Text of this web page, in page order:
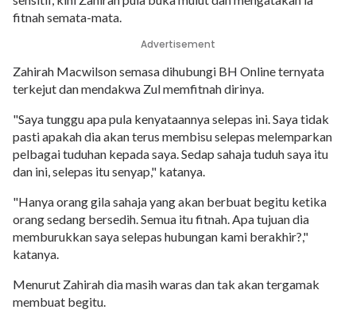
fitnah semata-mata.
Advertisement
Zahirah Macwilson semasa dihubungi BH Online ternyata
terkejut dan mendakwa Zul memfitnah dirinya.
"Saya tunggu apa pula kenyataannya selepas ini. Saya tidak
pasti apakah dia akan terus membisu selepas melemparkan
pelbagai tuduhan kepada saya. Sedap sahaja tuduh saya itu
dan ini, selepas itu senyap," katanya.
"Hanya orang gila sahaja yang akan berbuat begitu ketika
orang sedang bersedih. Semua itu fitnah. Apa tujuan dia
memburukkan saya selepas hubungan kami berakhir?,"
katanya.
Menurut Zahirah dia masih waras dan tak akan tergamak
membuat begitu.